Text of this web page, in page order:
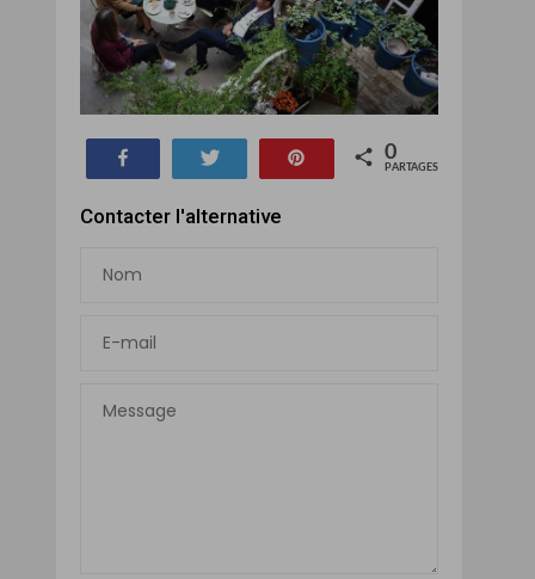
Partagez Tweetez Épinglez 0
PARTAGES
Contacter l'alternative